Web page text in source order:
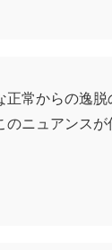
正常からの逸脱
のニュアンスが